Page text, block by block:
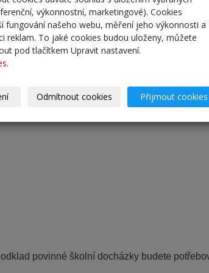
listu dítěte
totožnosti zákonného zástupce (OP nebo
povinné školní docházky budete
výkonnostní, marketingové). Cookies
fungování našeho webu, měření jeho výkonnosti a
reklam. To jaké cookies budou uloženy, můžete
pod tlačítkem Upravit nastavení.
Odmítnout cookies Přijmout cookies